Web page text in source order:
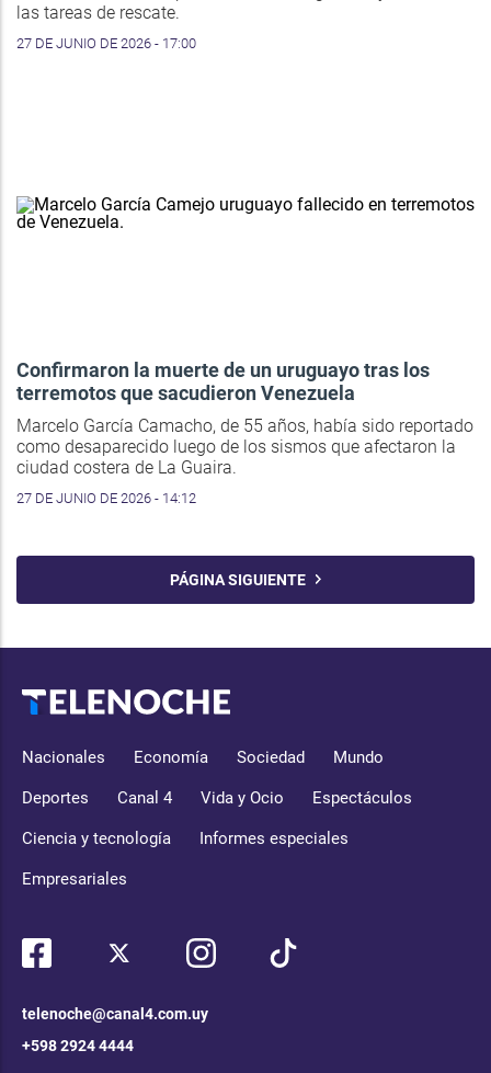
las tareas de rescate.
27 DE JUNIO DE 2026 - 17:00
Confirmaron la muerte de un uruguayo tras los
terremotos que sacudieron Venezuela
Marcelo García Camacho, de 55 años, había sido reportado
como desaparecido luego de los sismos que afectaron la
ciudad costera de La Guaira.
27 DE JUNIO DE 2026 - 14:12
PÁGINA SIGUIENTE
Nacionales Economía Sociedad Mundo
Deportes Canal 4 Vida y Ocio Espectáculos
Ciencia y tecnología Informes especiales
Empresariales
telenoche@canal4.com.uy
+598 2924 4444